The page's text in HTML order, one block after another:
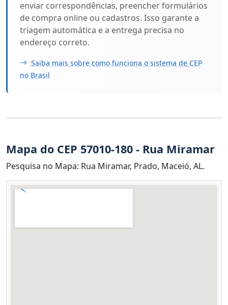
enviar correspondências, preencher formulários
de compra online ou cadastros. Isso garante a
triagem automática e a entrega precisa no
endereço correto.
Saiba mais sobre como funciona o sistema de CEP
no Brasil
Mapa do CEP 57010-180 - Rua Miramar
Pesquisa no Mapa: Rua Miramar, Prado, Maceió, AL.